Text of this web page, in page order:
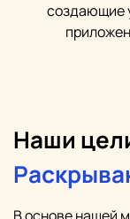
создающие
Наши